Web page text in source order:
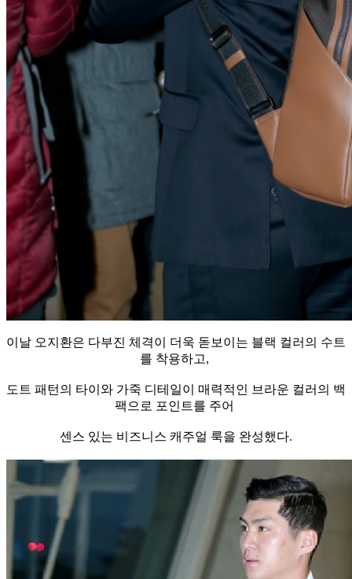
이날 오지환은 다부진 체격이 더욱 돋보이는 블랙 컬러의 수트
를 착용하고,
도트 패턴의 타이와 가죽 디테일이 매력적인 브라운 컬러의 백
팩으로 포인트를 주어
센스 있는 비즈니스 캐주얼 룩을 완성했다.